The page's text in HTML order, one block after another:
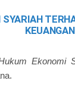
Ekonomi